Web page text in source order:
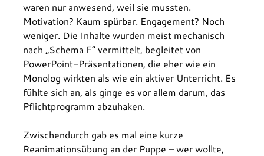
waren nur anwesend, weil sie mussten.
Motivation? Kaum spürbar. Engagement? Noch
weniger. Die Inhalte wurden meist mechanisch
nach „Schema F“ vermittelt, begleitet von
PowerPoint-Präsentationen, die eher wie ein
Monolog wirkten als wie ein aktiver Unterricht. Es
fühlte sich an, als ginge es vor allem darum, das
Pflichtprogramm abzuhaken.
Zwischendurch gab es mal eine kurze
Reanimationsübung an der Puppe – wer wollte,